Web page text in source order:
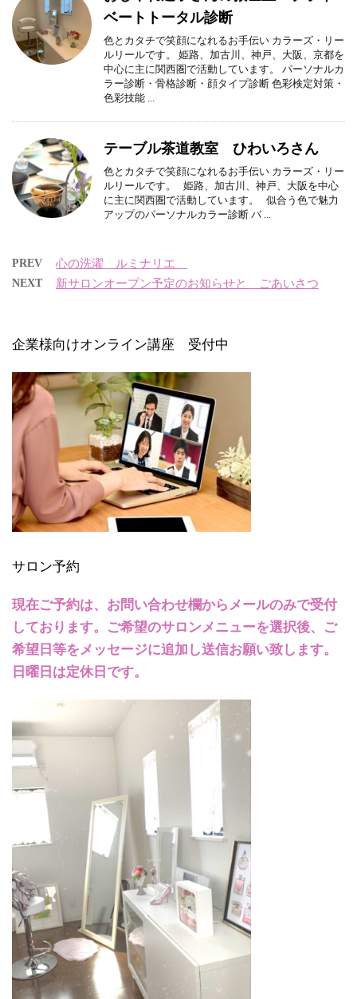
ベートトータル診断
色とカタチで笑顔になれるお手伝い カラーズ・リー
ルリールです。 姫路、加古川、神戸、大阪、京都を
中心に主に関西圏で活動しています。 パーソナルカ
ラー診断・骨格診断・顔タイプ診断 色彩検定対策・
色彩技能 ...
テーブル茶道教室 ひわいろさん
色とカタチで笑顔になれるお手伝い カラーズ・リー
ルリールです。 姫路、加古川、神戸、大阪を中心
に主に関西圏で活動しています。 似合う色で魅力
アップのパーソナルカラー診断 バ ...
PREV 心の洗濯 ルミナリエ
NEXT 新サロンオープン予定のお知らせと ごあいさつ
企業様向けオンライン講座 受付中
サロン予約
現在ご予約は、お問い合わせ欄からメールのみで受付
しております。ご希望のサロンメニューを選択後、ご
希望日等をメッセージに追加し送信お願い致します。
日曜日は定休日です。